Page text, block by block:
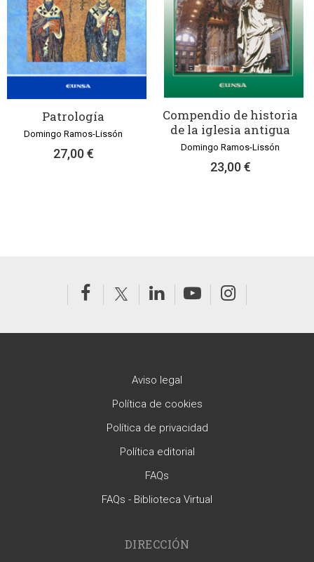
Patrología
Domingo Ramos-Lissón
27,00 €
Compendio de historia
de la iglesia antigua
Domingo Ramos-Lissón
23,00 €
Aviso legal
Política de cookies
Política de privacidad
Política editorial
FAQs
FAQs - Biblioteca Virtual
DIRECCIÓN